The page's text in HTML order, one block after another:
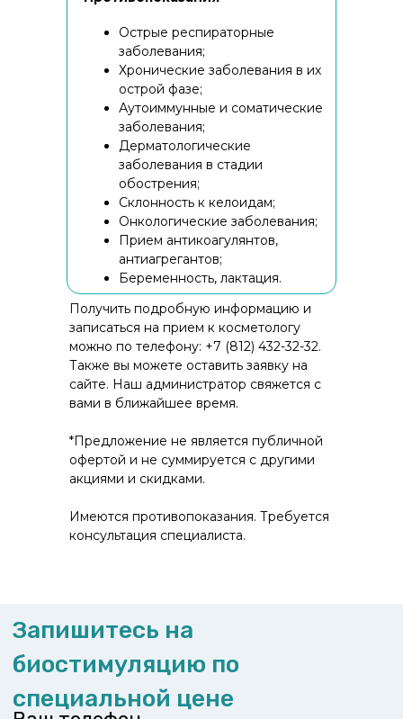
Острые респираторные
заболевания;
Хронические заболевания в их
острой фазе;
Аутоиммунные и соматические
заболевания;
Дерматологические
заболевания в стадии
обострения;
Склонность к келоидам;
Онкологические заболевания;
Прием антикоагулянтов,
антиагрегантов;
Беременность, лактация.
Получить подробную информацию и
записаться на прием к косметологу
можно по телефону: +7 (812) 432-32-32.
Также вы можете оставить заявку на
сайте. Наш администратор свяжется с
вами в ближайшее время.
*Предложение не является публичной
офертой и не суммируется с другими
акциями и скидками.
Имеются противопоказания. Требуется
консультация специалиста.
Записаться
Нажимая на кнопку «Отправить», я подтверждаю
свое согласие на обработку персональных
данных (ФИО, телефон) в соответствии с
Федеральным законом от 27.07.2006 г. № 152-ФЗ
О персональных данных».
Запишитесь на
биостимуляцию по
специальной цене
КЛИНИКА НА НЕВСКОМ
УСЛУГИ И ЦЕНЫ
О КЛИНИКЕ
ПРОГРАММЫ
Невский пр-т, 114-116, Бизнес-Центр «Невский
Центр» («Стокманн», ст.м. «Площадь
Восстания»)
смотреть на карте